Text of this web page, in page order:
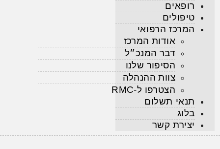
רופאים
טיפולים
המרכז הרפואי
אודות המרכז
דבר המנכ״ל
הסיפור שלנו
צוות ההנהלה
הצטרפו ל-RMC
תנאי תשלום
בלוג
יצירת קשר